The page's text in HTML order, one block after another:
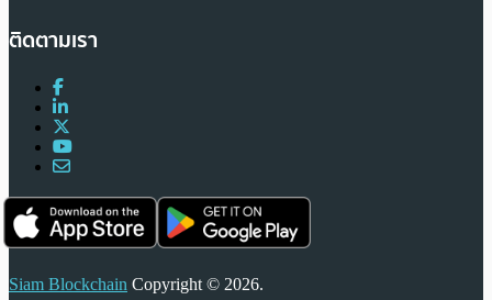
ติดตามเรา
Siam Blockchain Copyright © 2026.